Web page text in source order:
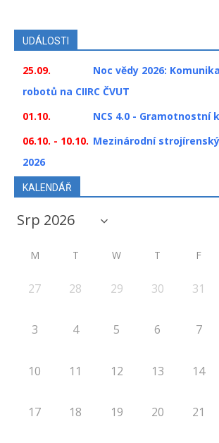
UDÁLOSTI
25.09.
Noc vědy 2026:
robotů na CIIRC ČVUT
01.10.
NCS 4.0 - Gramotnostní
06.10. - 10.10. Mezinárodní
2026
KALENDÁŘ
M T W T F
27 28 29 30 31
3 4 5 6 7
10 11 12 13 14
17 18 19 20 21